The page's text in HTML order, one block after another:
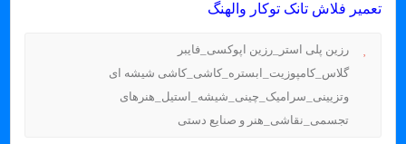
تعمیر فلاش تانک توکار والهنگ
رزین پلی استر_رزین اپوکسی_فایبر
گلاس_کامپوزیت_ابستره_کاشی_کاشی شیشه ای
وتزیینی_سرامیک_چینی_شیشه_استیل_هنرهای
تجسمی_نقاشی_هنر و صنایع دستی